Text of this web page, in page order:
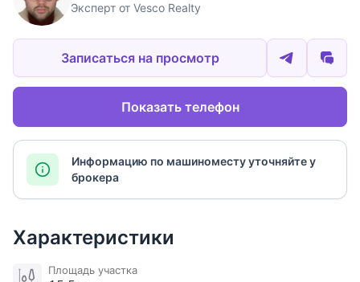
Эксперт от Vesco Realty
Записаться на просмотр
Показать телефон
Информацию по машиноместу уточняйте у
брокера
Характеристики
Площадь участка